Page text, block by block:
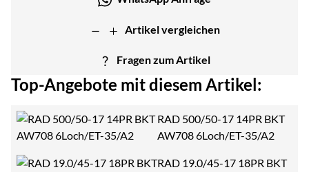
Artikel vergleichen
Fragen zum Artikel
Top-Angebote mit diesem Artikel:
RAD 500/50-17 14PR BKT
AW708 6Loch/ET-35/A2
RAD 19.0/45-17 18PR BKT